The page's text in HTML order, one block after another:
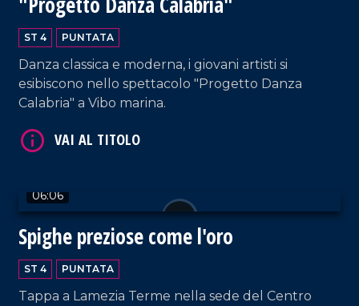
ST 4 PUNTATA
Danza classica e moderna, i giovani artisti si
esibiscono nello spettacolo "Progetto Danza
Calabria" a Vibo marina.
06:06
Spighe preziose come l'oro
ST 4 PUNTATA
Tappa a Lamezia Terme nella sede del Centro
VAI AL TITOLO
VAI AL TITOLO